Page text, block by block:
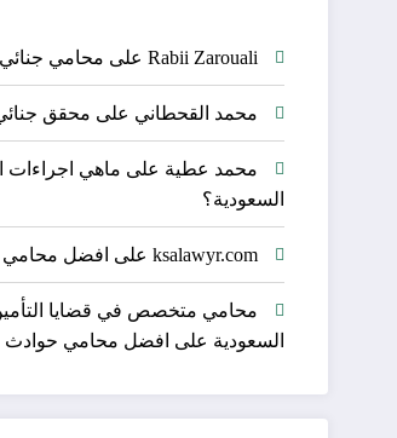
Rabii Zarouali على محامي
محمد القحطاني على محقق
محمد عطية على ماهي اجراءات
السعودية؟
ksalawyr.com على افضل
محامي متخصص في قضايا
السعودية على افضل محامي حوادث